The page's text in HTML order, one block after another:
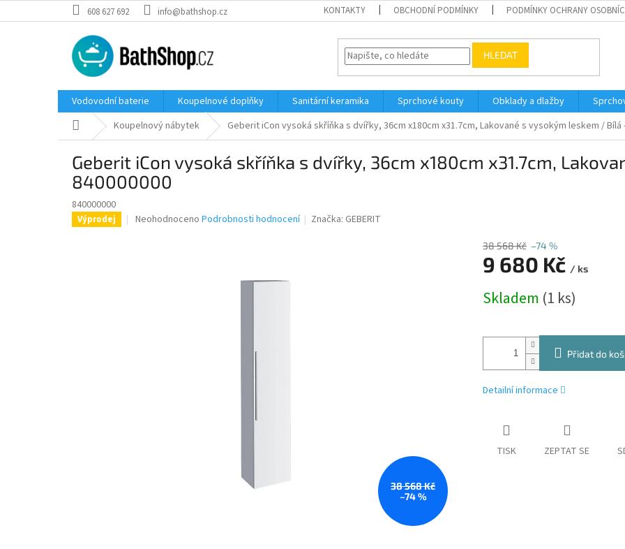
na
608 627 692 info@bathshop.cz KONTAKTY OBCHODNÍ PODMÍNKY PODMÍNKY OCHRANY
HLEDAT
Vodovodní baterie Koupelnové doplňky Sanitární keramika Sprchové kouty Obklady a dlažby
Domů Koupelnový nábytek Geberit iCon vysoká skříňka s dvířky, 36cm x180cm x31.7cm, Lakované s vysokým leskem / Bílá
Geberit iCon vysoká skříňka s dvířky, 36cm x180cm x31.7cm,
840000000
840000000
Výprodej
Průměrné
Neohodnoceno Podrobnosti hodnocení Značka: GEBERIT
38 568 Kč
–74 %
38 568 Kč –74 %
9 680 Kč / ks
cena:
Skladem (1 ks)
Přidat do
Detailní informace
TISK ZEPTAT SE